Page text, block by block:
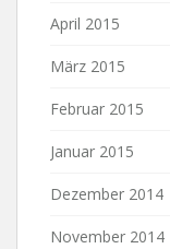
April 2015
März 2015
Februar 2015
Januar 2015
Dezember 2014
November 2014